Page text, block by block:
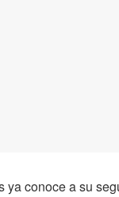
conoce a su